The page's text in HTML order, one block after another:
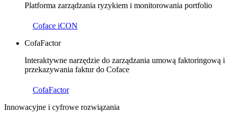
Platforma zarządzania ryzykiem i monitorowania portfolio
Coface iCON
CofaFactor
Interaktywne narzędzie do zarządzania umową faktoringową i
przekazywania faktur do Coface
CofaFactor
Innowacyjne i cyfrowe rozwiązania